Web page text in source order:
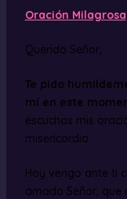
Oración Milagrosa
Querido Señor,
Te pido
mí en este
escuchas mis
misericordia.
Hoy vengo ante ti
amado Señor, que